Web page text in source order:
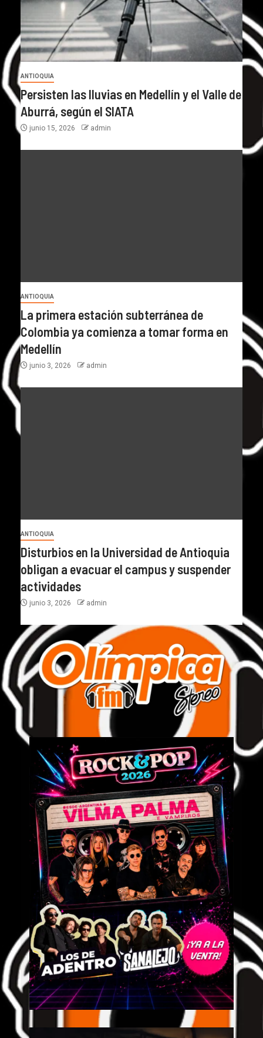
ANTIOQUIA
Persisten las lluvias en Medellín y el Valle de
Aburrá, según el SIATA
junio 15, 2026 admin
ANTIOQUIA
La primera estación subterránea de
Colombia ya comienza a tomar forma en
Medellín
junio 3, 2026 admin
ANTIOQUIA
Disturbios en la Universidad de Antioquia
obligan a evacuar el campus y suspender
actividades
junio 3, 2026 admin